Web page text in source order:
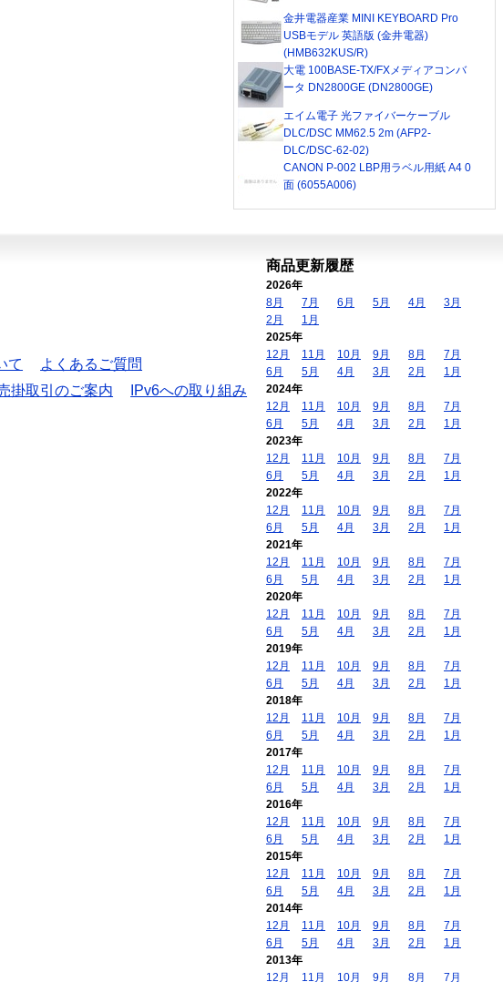
金井電器産業 MINI KEYBOARD Pro
USBモデル 英語版 (金井電器)
(HMB632KUS/R)
大電 100BASE-TX/FXメディアコンバ
ータ DN2800GE (DN2800GE)
エイム電子 光ファイバーケーブル
DLC/DSC MM62.5 2m (AFP2-
DLC/DSC-62-02)
CANON P-002 LBP用ラベル用紙 A4 0
面 (6055A006)
て
よくあるご質問
掛取引のご案内
IPv6への取り組み
商品更新履歴
2026年
8月
7月 6月 5月 4月
3月
2月
1月
2025年
12月
11月 10月 9月 8月
7月
6月
5月 4月 3月 2月
1月
2024年
12月
11月 10月 9月 8月
7月
6月
5月 4月 3月 2月
1月
2023年
12月
11月 10月 9月 8月
7月
6月
5月 4月 3月 2月
1月
2022年
12月
11月 10月 9月 8月
7月
6月
5月 4月 3月 2月
1月
2021年
12月
11月 10月 9月 8月
7月
6月
5月 4月 3月 2月
1月
2020年
12月
11月 10月 9月 8月
7月
6月
5月 4月 3月 2月
1月
2019年
12月
11月 10月 9月 8月
7月
6月
5月 4月 3月 2月
1月
2018年
12月
11月 10月 9月 8月
7月
6月
5月 4月 3月 2月
1月
2017年
12月
11月 10月 9月 8月
7月
6月
5月 4月 3月 2月
1月
2016年
12月
11月 10月 9月 8月
7月
6月
5月 4月 3月 2月
1月
2015年
12月
11月 10月 9月 8月
7月
6月
5月 4月 3月 2月
1月
2014年
12月
11月 10月 9月 8月
7月
6月
5月 4月 3月 2月
1月
2013年
12月
11月 10月 9月 8月 7月